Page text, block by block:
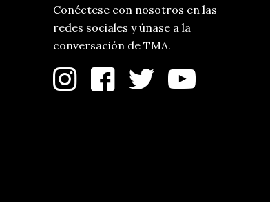
Conéctese con nosotros en las
redes sociales y únase a la
conversación de TMA.